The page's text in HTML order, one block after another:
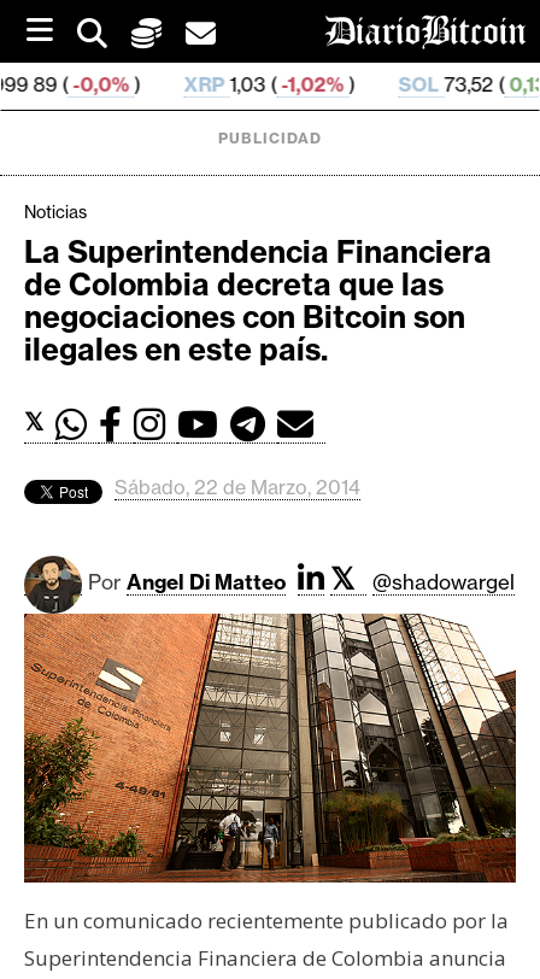
i
p
t
o
) XRP1,03 ( -1,02%) SOL73,52 (0,13%)
C
r
i
p
o
M
e
r
a
o
s
B
i
t
c
o
n
PUBLICIDAD
Noticias
La Superintendencia Financiera
de Colombia decreta que las
negociaciones con Bitcoin son
ilegales en este país.
𝕏
Sábado, 22 de Marzo, 2014
Por Angel Di Matteo 𝕏 @shadowargel
En un comunicado recientemente publicado por la
Superintendencia Financiera de Colombia anuncia